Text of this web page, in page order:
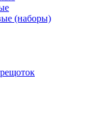
(наборы)